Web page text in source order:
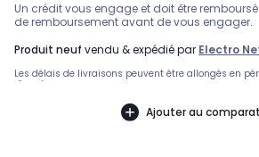
Un crédit vous engage et doit être
de remboursement avant de vous engager.
produit neuf vendu & expédié par Electro
Les délais de livraisons peuvent être allongés en
d'année.
Ajouter au